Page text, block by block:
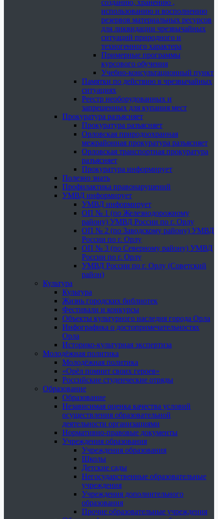
созданию, хранению ,
использованию и восполнению
резервов материальных ресурсов
для ликвидации чрезвычайных
ситуаций природного и
техногенного характера
Примерные программы
курсового обучения
Учебно-консультационный пункт
Памятки по действию в чрезвычайных
ситуациях
Реестр необорудованных и
запрещенных для купания мест
Прокуратура разъясняет
Прокуратура разъясняет
Орловская природоохранная
межрайонная прокуратура разъясняет
Орловская транспортная прокуратура
разъясняет
Прокуратура информирует
Полезно знать
Профилактика правонарушений
УМВД информирует
УМВД информирует
ОП № 1 (по Железнодорожному
району) УМВД России по г. Орлу
ОП № 2 (по Заводскому району) УМВД
России по г. Орлу
ОП № 3 (по Северному району) УМВД
России по г. Орлу
УМВД России по г. Орлу (Советский
район)
Культура
Культура
Жизнь городских библиотек
Фестивали и конкурсы
Объекты культурного наследия города Орла
Инфографика о достопримечательностях
Орла
Историко-культурная экспертиза
Молодёжная политика
Молодёжная политика
«Орёл помнит своих героев»
Российские студенческие отряды
Образование
Образование
Независимая оценка качества условий
осуществления образовательной
деятельности организациями
Нормативно-правовые документы
Учреждения образования
Учреждения образования
Школы
Детские сады
Негосударственные образовательные
учреждения
Учреждения дополнительного
образования
Прочие образовательные учреждения